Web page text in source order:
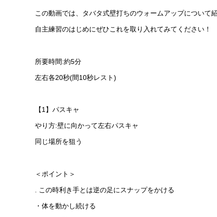
この動画では、タバタ式壁打ちのウォームアップについて
自主練習のはじめにぜひこれを取り入れてみてください！
所要時間:約5分
左右各20秒(間10秒レスト)
【1】パスキャ
やり方:壁に向かって左右パスキャ
同じ場所を狙う
＜ポイント＞
. この時利き手とは逆の足にスナップをかける
・体を動かし続ける